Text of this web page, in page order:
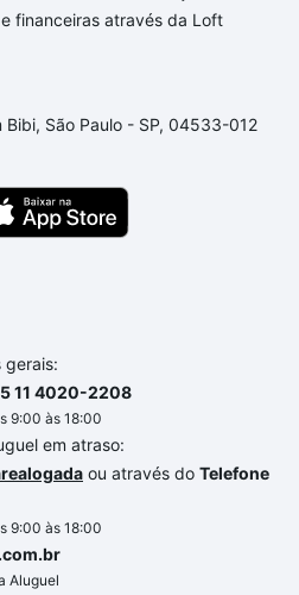
as parcelas podem se
Se ainda tem alguma
portal
com a gente para comprar
com segurança e
até as chaves.
financeiras através da Loft
Bibi, São Paulo - SP, 04533-012
gerais:
11 4020-2208
9:00 às 18:00
em atraso:
ou através do Telefone
9:00 às 18:00
Aluguel